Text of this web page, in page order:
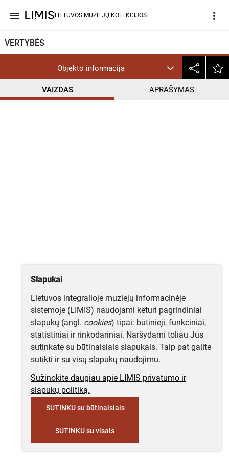
menu LIETUVOS MUZIEJŲ KOLEKCIJOS more_vert
VERTYBĖS
Objekto informacija
VAIZDAS APRAŠYMAS
Slapukai
Lietuvos integralioje muziejų informacinėje
sistemoje (LIMIS) naudojami keturi pagrindiniai
slapukų (angl. cookies) tipai: būtinieji, funkciniai,
statistiniai ir rinkodariniai. Naršydami toliau Jūs
sutinkate su būtinaisiais slapukais. Taip pat galite
sutikti ir su visų slapukų naudojimu.
Sužinokite daugiau apie LIMIS privatumo ir
slapukų politiką.
SUTINKU su būtinaisiais
SUTINKU su visais